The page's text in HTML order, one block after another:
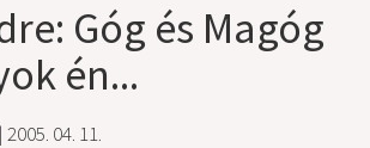
Góg és Magóg
én...
| 2005. 04. 11.